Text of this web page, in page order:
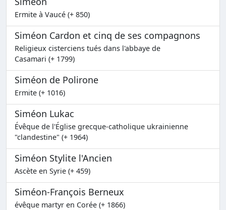
Ermite à Vaucé (+ 850)
Siméon Cardon et cinq de ses compagnons
Religieux cisterciens tués dans l'abbaye de
Casamari (+ 1799)
Siméon de Polirone
Ermite (+ 1016)
Siméon Lukac
Évêque de l'Église grecque-catholique ukrainienne
"clandestine" (+ 1964)
Siméon Stylite l'Ancien
Ascète en Syrie (+ 459)
Siméon-François Berneux
évêque martyr en Corée (+ 1866)